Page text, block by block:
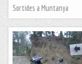
Sortides a Muntanya